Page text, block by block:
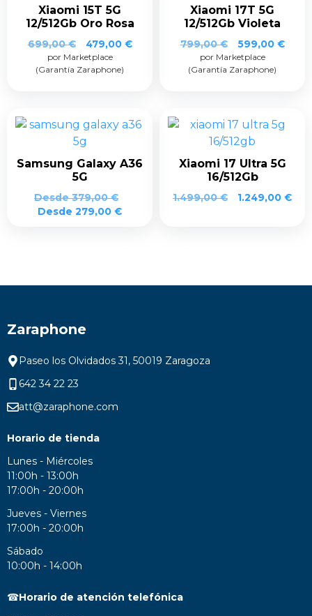
Xiaomi 15T 5G
12/512Gb Oro Rosa
699,00€
El
precio
original
479,00 €El
por Marketplace
(Garantía Zaraphone)
Xiaomi 17T 5G
12/512Gb Violeta
799,00€
El
precio
original
599,00 €El
por Marketplace
(Garantía Zaraphone)
Samsung Galaxy A36
5G
Desde379,00€
Desde 279,00 €
Xiaomi 17 Ultra 5G
16/512Gb
1.499,00€ 1.249,00 €
Zaraphone
Paseo los Olvidados 31, 50019 Zaragoza
642 34 22 23
att@zaraphone.com
Horario de tienda
Lunes - Miércoles
11:00h - 13:00h
17:00h - 20:00h
Jueves - Viernes
17:00h - 20:00h
Sábado
10:00h - 14:00h
☎Horario de atención telefónica